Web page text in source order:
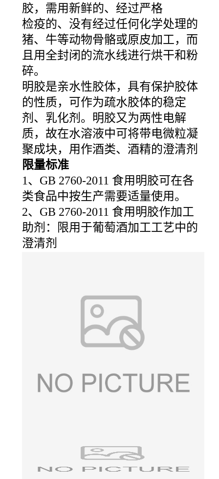
胶，需用新鲜的、经过严格
检疫的、没有经过任何化学处理的
猪、牛等动物骨骼或原皮加工，而
且用全封闭的流水线进行烘干和粉
碎。
明胶是亲水性胶体，具有保护胶体
的性质，可作为疏水胶体的稳定
剂、乳化剂。明胶又为两性电解
质，故在水溶液中可将带电微粒凝
聚成块，用作酒类、酒精的澄清剂
限量标准
1、GB 2760-2011 食用明胶可在各
类食品中按生产需要适量使用。
2、GB 2760-2011 食用明胶作加工
助剂：限用于葡萄酒加工工艺中的
澄清剂